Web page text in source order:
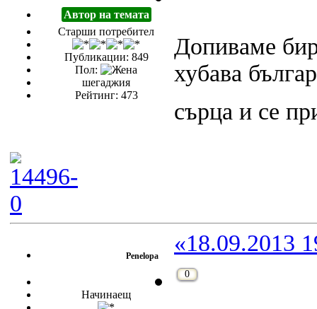
Автор на темата
Старши потребител
Публикации: 849
Пол:
шегаджия
Рейтинг: 473
Допиваме
хубава
сърца и се
Penelopa
Начинаещ
«18.09.2013
0